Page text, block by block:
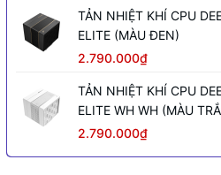
TẢN NHIỆT KHÍ CPU
ELITE (MÀU ĐEN)
2.790.000₫
TẢN NHIỆT KHÍ CPU
ELITE WH WH (MÀU
2.790.000₫